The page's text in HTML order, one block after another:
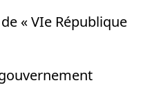
« VIe République